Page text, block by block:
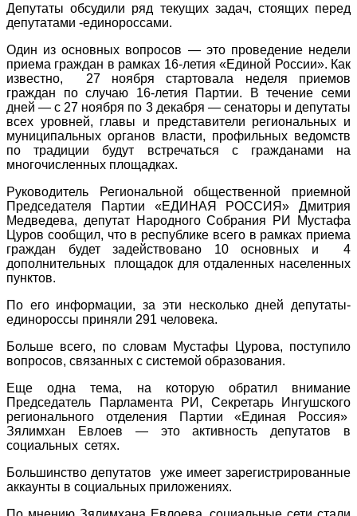
Депутаты обсудили ряд текущих задач, стоящих перед
депутатами -единороссами.
Один из основных вопросов — это проведение недели
приема граждан в рамках 16-летия «Единой России». Как
известно, 27 ноября стартовала неделя приемов
граждан по случаю 16-летия Партии. В течение семи
дней — с 27 ноября по 3 декабря — сенаторы и депутаты
всех уровней, главы и представители региональных и
муниципальных органов власти, профильных ведомств
по традиции будут встречаться с гражданами на
многочисленных площадках.
Руководитель Региональной общественной приемной
Председателя Партии «ЕДИНАЯ РОССИЯ» Дмитрия
Медведева, депутат Народного Собрания РИ Мустафа
Цуров сообщил, что в республике всего в рамках приема
граждан будет задействовано 10 основных и 4
дополнительных площадок для отдаленных населенных
пунктов.
По его информации, за эти несколько дней депутаты-
единороссы приняли 291 человека.
Больше всего, по словам Мустафы Цурова, поступило
вопросов, связанных с системой образования.
Еще одна тема, на которую обратил внимание
Председатель Парламента РИ, Секретарь Ингушского
регионального отделения Партии «Единая Россия»
Зялимхан Евлоев — это активность депутатов в
социальных сетях.
Большинство депутатов уже имеет зарегистрированные
аккаунты в социальных приложениях.